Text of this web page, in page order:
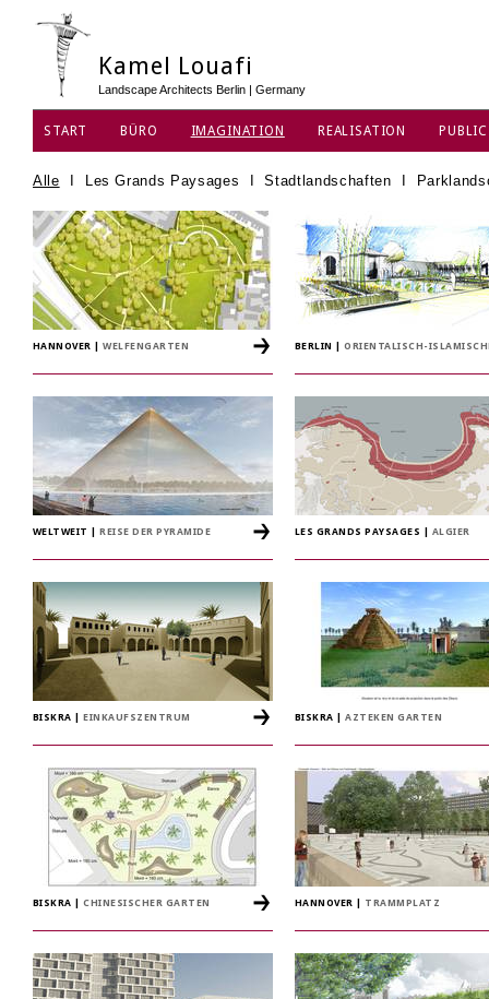
Kamel Louafi
Landscape Architects Berlin | Germany
START BÜRO IMAGINATION REALISATION
DATENSCHUTZ
Alle Les Grands Paysages IStadtlandschaften
HANNOVER |WELFENGARTEN BERLIN |ORIENTALISCH-
WELTWEIT |REISE DER PYRAMIDE LES GRANDS PAYSAGES ALGIER
BISKRA |EINKAUFSZENTRUM BISKRA |AZTEKEN GARTEN
BISKRA |CHINESISCHER GARTEN HANNOVER TRAMMPLATZ